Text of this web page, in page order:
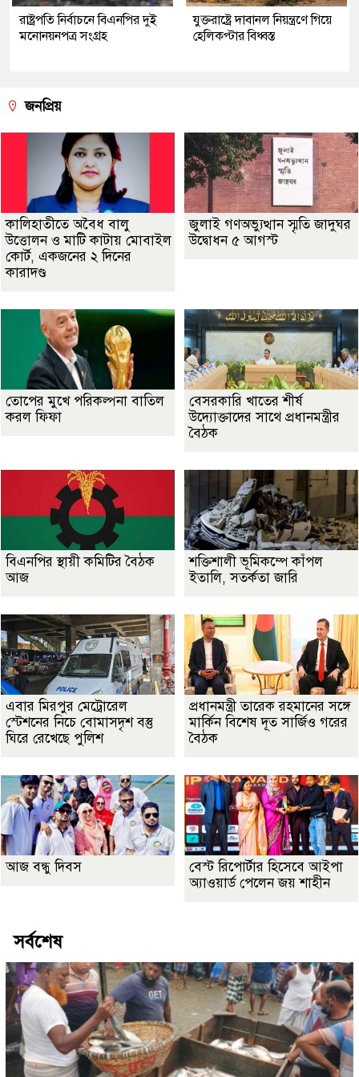
রাষ্ট্রপতি নির্বাচনে বিএনপির দুই
মনোনয়নপত্র সংগ্রহ
যুক্তরাষ্ট্রে দাবানল নিয়ন্ত্রণে গিয়ে
হেলিকপ্টার বিধ্বস্ত
জনপ্রিয়
কালিহাতীতে অবৈধ বালু
উত্তোলন ও মাটি কাটায় মোবাইল
কোর্ট, একজনের ২ দিনের
কারাদণ্ড
জুলাই গণঅভ্যুত্থান স্মৃতি জাদুঘর
উদ্বোধন ৫ আগস্ট
তোপের মুখে পরিকল্পনা বাতিল
করল ফিফা
বেসরকারি খাতের শীর্ষ
উদ্যোক্তাদের সাথে প্রধানমন্ত্রীর
বৈঠক
বিএনপির স্থায়ী কমিটির বৈঠক
আজ
শক্তিশালী ভূমিকম্পে কাঁপল
ইতালি, সতর্কতা জারি
এবার মিরপুর মেট্রোরেল
স্টেশনের নিচে বোমাসদৃশ বস্তু
ঘিরে রেখেছে পুলিশ
প্রধানমন্ত্রী তারেক রহমানের সঙ্গে
মার্কিন বিশেষ দূত সার্জিও গরের
বৈঠক
আজ বন্ধু দিবস
বেস্ট রিপোর্টার হিসেবে আইপা
অ্যাওয়ার্ড পেলেন জয় শাহীন
সর্বশেষ